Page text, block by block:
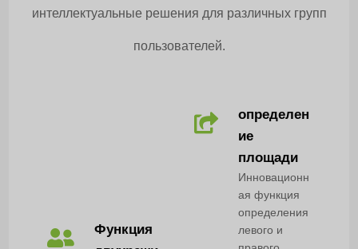
интеллектуальные решения для различных групп
пользователей.
Функция
определен
ие
площади
Инновационн
ая функция
определения
левого и